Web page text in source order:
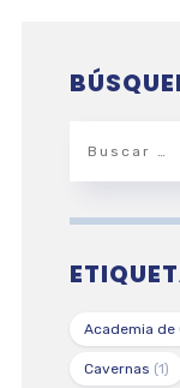
Academia de
Cavernas (1)